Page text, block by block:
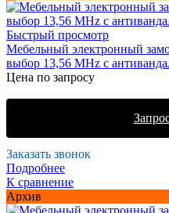
Быстрый просмотр
Мебельный электронный
выбор 13,56 MHz с
Цена по запросу
Заказать звонок
Подробнее
К сравнение
Архив